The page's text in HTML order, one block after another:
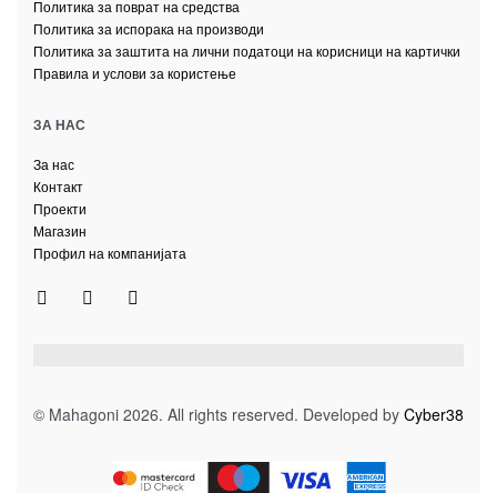
Политика за поврат на средства
Политика за испорака на производи
Политика за заштита на лични податоци на корисници на картички
Правила и услови за користење
ЗА НАС
За нас
Контакт
Проекти
Магазин
Профил на компанијата
© Mahagoni 2026. All rights reserved. Developed by Cyber38